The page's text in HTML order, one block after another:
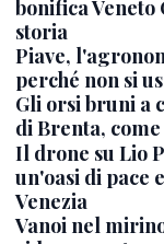
bonifica
storia
Piave,
perché non si
Gli orsi bruni a
di Brenta,
Il drone su Lio
un'oasi di pace
Venezia
Vanoi nel